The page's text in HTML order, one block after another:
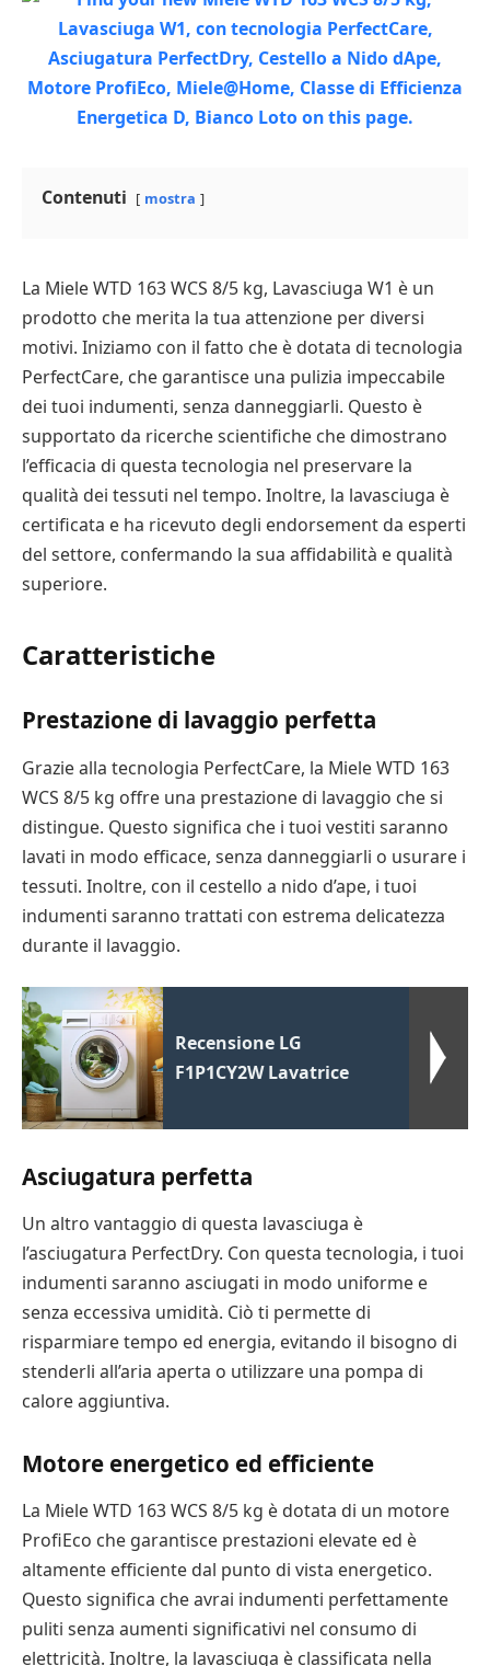
Contenuti mostra
La Miele WTD 163 WCS 8/5 kg, Lavasciuga W1 è un
prodotto che merita la tua attenzione per diversi
motivi. Iniziamo con il fatto che è dotata di tecnologia
PerfectCare, che garantisce una pulizia impeccabile
dei tuoi indumenti, senza danneggiarli. Questo è
supportato da ricerche scientifiche che dimostrano
l’efficacia di questa tecnologia nel preservare la
qualità dei tessuti nel tempo. Inoltre, la lavasciuga è
certificata e ha ricevuto degli endorsement da esperti
del settore, confermando la sua affidabilità e qualità
superiore.
Caratteristiche
Prestazione di lavaggio perfetta
Grazie alla tecnologia PerfectCare, la Miele WTD 163
WCS 8/5 kg offre una prestazione di lavaggio che si
distingue. Questo significa che i tuoi vestiti saranno
lavati in modo efficace, senza danneggiarli o usurare i
tessuti. Inoltre, con il cestello a nido d’ape, i tuoi
indumenti saranno trattati con estrema delicatezza
durante il lavaggio.
Recensione LG
F1P1CY2W Lavatrice
Asciugatura perfetta
Un altro vantaggio di questa lavasciuga è
l’asciugatura PerfectDry. Con questa tecnologia, i tuoi
indumenti saranno asciugati in modo uniforme e
senza eccessiva umidità. Ciò ti permette di
risparmiare tempo ed energia, evitando il bisogno di
stenderli all’aria aperta o utilizzare una pompa di
calore aggiuntiva.
Motore energetico ed efficiente
La Miele WTD 163 WCS 8/5 kg è dotata di un motore
ProfiEco che garantisce prestazioni elevate ed è
altamente efficiente dal punto di vista energetico.
Questo significa che avrai indumenti perfettamente
puliti senza aumenti significativi nel consumo di
elettricità. Inoltre, la lavasciuga è classificata nella